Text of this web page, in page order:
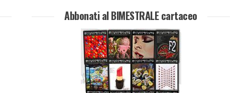
Abbonati al BIMESTRALE cartaceo